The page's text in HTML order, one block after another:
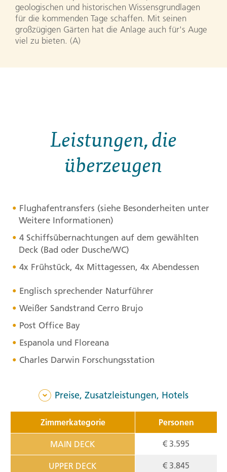
geologischen und historischen Wissensgrundlagen
für die kommenden Tage schaffen. Mit seinen
großzügigen Gärten hat die Anlage auch für's Auge
viel zu bieten. (A)
Leistungen, die
überzeugen
Flughafentransfers (siehe Besonderheiten unter
Weitere Informationen)
4 Schiffsübernachtungen auf dem gewählten
Deck (Bad oder Dusche/WC)
4x Frühstück, 4x Mittagessen, 4x Abendessen
Englisch sprechender Naturführer
Weißer Sandstrand Cerro Brujo
Post Office Bay
Espanola und Floreana
Charles Darwin Forschungsstation
Preise, Zusatzleistungen, Hotels
Zimmerkategorie Personen
MAIN DECK € 3.595
UPPER DECK € 3.845